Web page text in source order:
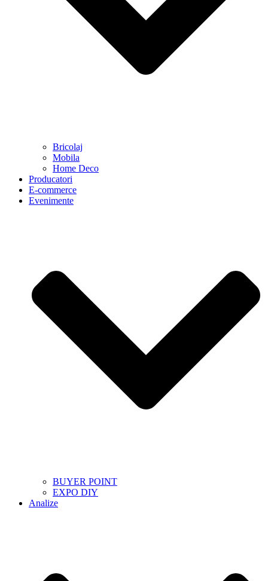
Bricolaj
Mobila
Home Deco
Producatori
E-commerce
Evenimente
BUYER POINT
EXPO DIY
Analize